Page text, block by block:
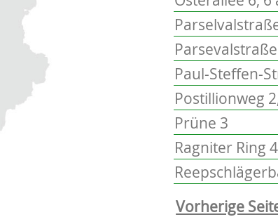
Paul-Steffen-
Postillionweg
Prüne 3
Ragniter Ring
Vorherige